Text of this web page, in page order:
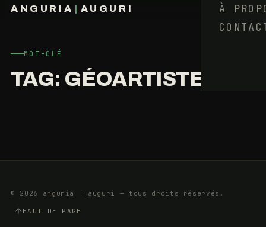
ANGURIA AUGURI
À
MOT-CLÉ
TAG: GÉOARTISTE
STREET-
L’ALTERNATIVE
22
SEPTEMBRE
14
MIN
© 2026 anguria | auguri — tous droits réservés.
HAUT DE PAGE